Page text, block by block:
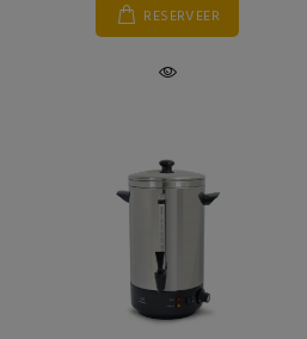
RESERVEER